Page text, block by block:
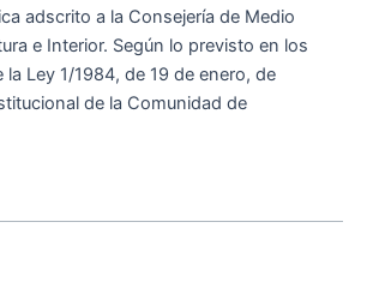
adscrito a la Consejería de Medio
e Interior. Según lo previsto en los
Ley 1/1984, de 19 de enero, de
de la Comunidad de